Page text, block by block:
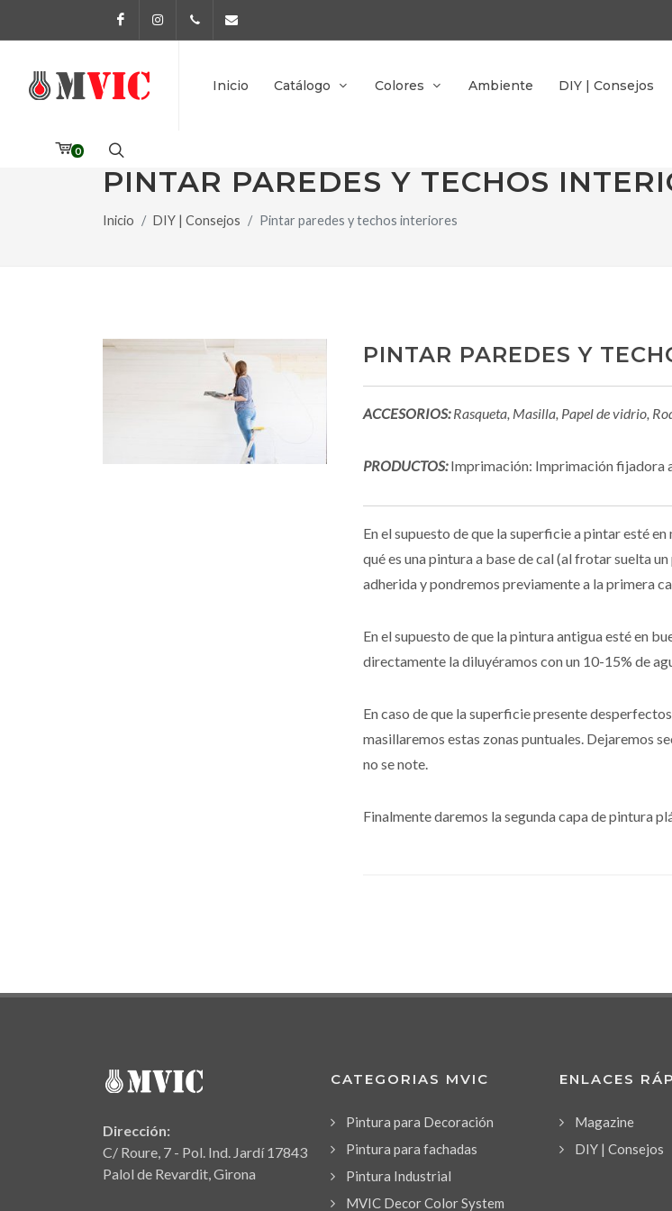
FacebookInstagram972 170 160
0
Inicio Catálogo Colores Ambiente DIY | Consejos
PINTAR PAREDES Y TECHOS
Inicio DIY | Consejos Pintar paredes y techos interiores
PINTAR PAREDES Y
ACCESORIOS:Rasqueta, Masilla, Papel de vidrio,
PRODUCTOS: Imprimación: Imprimación fijadora
En el supuesto de que la superficie a pintar esté
qué es una pintura a base de cal (al frotar suelta
adherida y pondremos previamente a la primera
En el supuesto de que la pintura antigua esté en
directamente la diluyéramos con un 10-15% de
En caso de que la superficie presente
masillaremos estas zonas puntuales. Dejaremos
no se note.
Finalmente daremos la segunda capa de pintura
Dirección:
C/ Roure, 7 - Pol. Ind. Jardí 17843
Palol de Revardit, Girona
CATEGORIAS MVIC
Pintura para Decoración
Pintura para fachadas
Pintura Industrial
MVIC Decor Color System
ENLACES
Magazine
DIY | Consejos